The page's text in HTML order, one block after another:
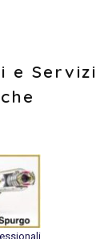
e Servizi